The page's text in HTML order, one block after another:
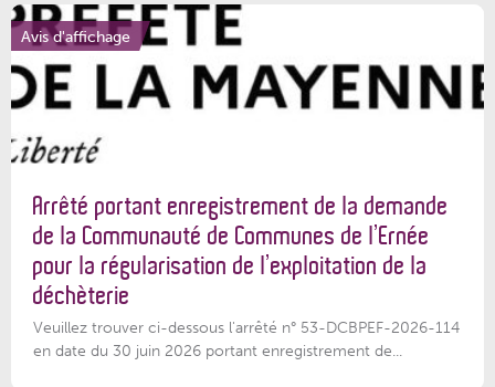
Avis d'affichage
Arrêté portant enregistrement de la demande
de la Communauté de Communes de l’Ernée
pour la régularisation de l’exploitation de la
déchèterie
Veuillez trouver ci-dessous l'arrêté n° 53-DCBPEF-2026-114
en date du 30 juin 2026 portant enregistrement de...